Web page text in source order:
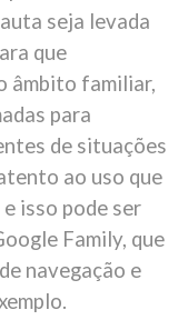
seja levada
que
âmbito familiar,
para
de situações
ao uso que
isso pode ser
Family, que
navegação e